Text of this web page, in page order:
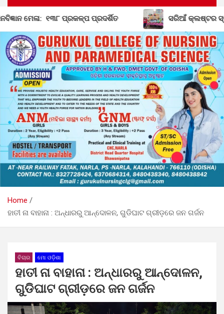
ସରିଆଁ କ୍ଲଷ୍ଟର ସ୍ତରୀୟ ମାସିକ ବୈଠକ ଅନୁଷ୍ଠିତ
Home
ହାତୀ ନା ବାହାନା : ଅନ୍ଧାରରୁ ଆନ୍ଦୋଳନ, ଗୁଡିଘାଟ ଗ୍ରୀଡ଼ରେ ଜନ ଗର୍ଜନ
ବିଚାର ମୋ ଓଡ଼ିଶା
ହାତୀ ନା ବାହାନା : ଅନ୍ଧାରରୁ ଆନ୍ଦୋଳନ,
ଗୁଡିଘାଟ ଗ୍ରୀଡ଼ରେ ଜନ ଗର୍ଜନ